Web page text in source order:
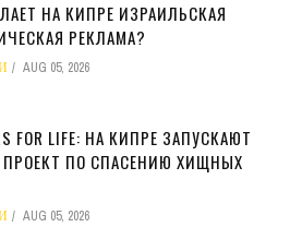
НА КИПРЕ ИЗРАИЛЬСКАЯ
РЕКЛАМА?
AUG 05, 2026
FOR LIFE: НА КИПРЕ ЗАПУСКАЮТ
ПО СПАСЕНИЮ ХИЩНЫХ
AUG 05, 2026